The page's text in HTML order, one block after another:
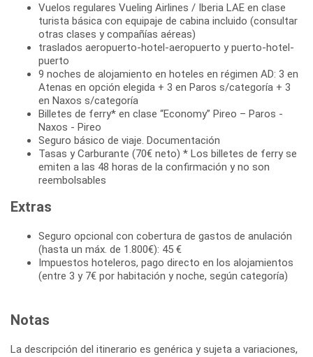
Vuelos regulares Vueling Airlines / Iberia LAE en clase
turista básica con equipaje de cabina incluido (consultar
otras clases y compañías aéreas)
traslados aeropuerto-hotel-aeropuerto y puerto-hotel-
puerto
9 noches de alojamiento en hoteles en régimen AD: 3 en
Atenas en opción elegida + 3 en Paros s/categoría + 3
en Naxos s/categoría
Billetes de ferry* en clase “Economy” Pireo – Paros -
Naxos - Pireo
Seguro básico de viaje. Documentación
Tasas y Carburante (70€ neto) * Los billetes de ferry se
emiten a las 48 horas de la confirmación y no son
reembolsables
Extras
Seguro opcional con cobertura de gastos de anulación
(hasta un máx. de 1.800€): 45 €
Impuestos hoteleros, pago directo en los alojamientos
(entre 3 y 7€ por habitación y noche, según categoría)
Notas
La descripción del itinerario es genérica y sujeta a variaciones,